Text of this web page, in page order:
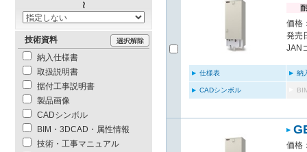
価格
発売
JAN
仕様表 納
CADシンボル
価格
技術資料
納入仕様書
取扱説明書
据付工事説明書
製品画像
CADシンボル
BIM・3DCAD・属性情報
技術・工事マニュアル